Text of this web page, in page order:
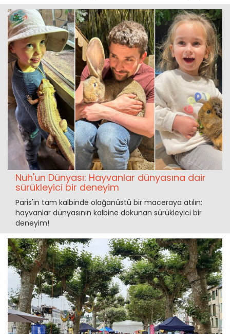
Nuh'un Dünyası: Hayvanlar dünyasına dair
sürükleyici bir deneyim
Paris'in tam kalbinde olağanüstü bir maceraya atılın:
hayvanlar dünyasının kalbine dokunan sürükleyici bir
deneyim!